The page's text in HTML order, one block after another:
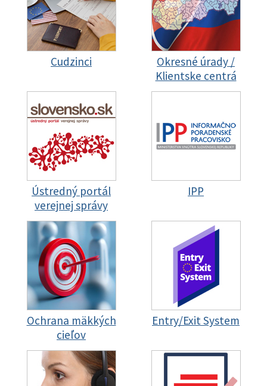
Cudzinci
Okresné úrady /
Klientske centrá
Ústredný portál
verejnej správy
IPP
Ochrana mäkkých
cieľov
Entry/Exit System